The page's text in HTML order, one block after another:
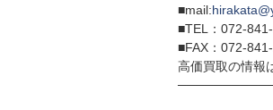
■mail:
■TEL：072-
■FAX：072-
高価買取の情報